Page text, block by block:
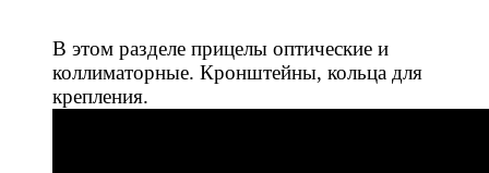
В этом разделе прицелы оптические и
коллиматорные. Кронштейны, кольца для
крепления.